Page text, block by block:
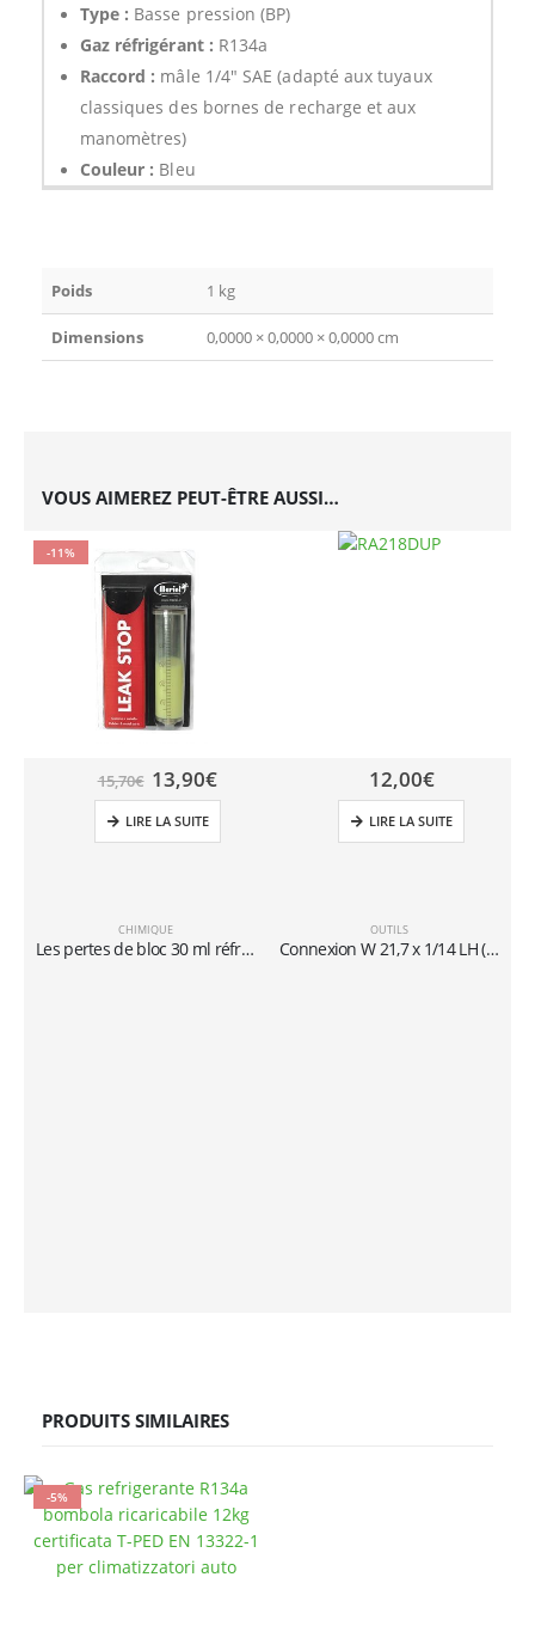
Type : Basse pression (BP)
Gaz réfrigérant : R134a
Raccord : mâle 1/4″ SAE (adapté aux tuyaux
classiques des bornes de recharge et aux
manomètres)
Couleur : Bleu
Poids 1 kg
Dimensions 0,0000 × 0,0000 × 0,0000 cm
VOUS AIMEREZ PEUT-ÊTRE AUSSI…
-11%
CHIMIQUE
Les pertes de bloc 30 ml réfrigération Auto A/C
15,70€ 13,90€
LIRE LA SUITE
OUTILS
Connexion W 21,7 x 1/14 LH (SX)
12,00€
LIRE LA SUITE
PRODUITS SIMILAIRES
-5%